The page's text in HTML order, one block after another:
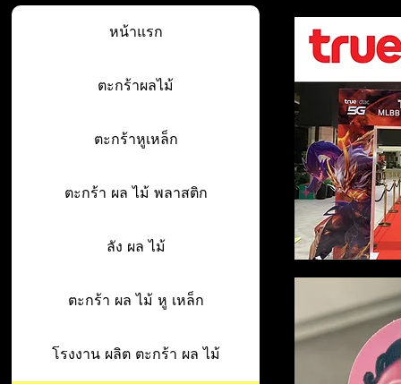
หน้าแรก
ตะกร้าผลไม้
ตะกร้าหูเหล็ก
ตะกร้า ผล ไม้ พลาสติก
ลัง ผล ไม้
ตะกร้า ผล ไม้ หู เหล็ก
โรงงาน ผลิต ตะกร้า ผล ไม้